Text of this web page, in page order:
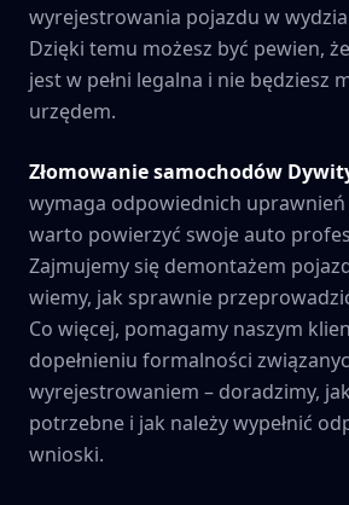
wyrejestrowania pojazdu w
Dzięki temu możesz być pewien,
jest w pełni legalna i nie będziesz
urzędem.
Złomowanie samochodów
wymaga odpowiednich uprawnień
warto powierzyć swoje auto
Zajmujemy się demontażem
wiemy, jak sprawnie
Co więcej, pomagamy naszym
dopełnieniu formalności
wyrejestrowaniem – doradzimy,
potrzebne i jak należy wypełnić
wnioski.